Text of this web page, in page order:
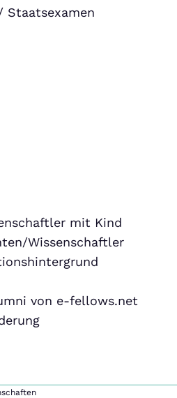
Staatsexamen
mit Kind
Wissenschaftler
von e-fellows.net